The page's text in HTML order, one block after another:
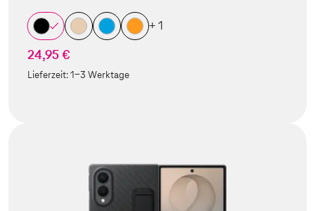
+ 1
24,95 €
Lieferzeit:1-3 Werktage